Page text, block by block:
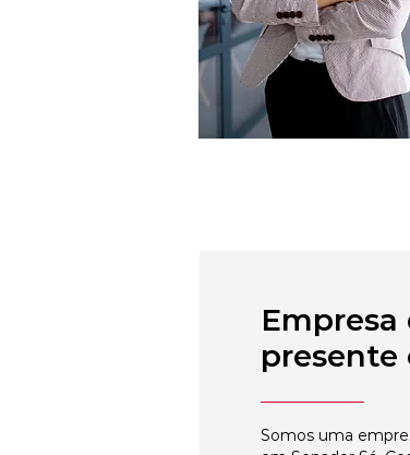
presente
Somos uma